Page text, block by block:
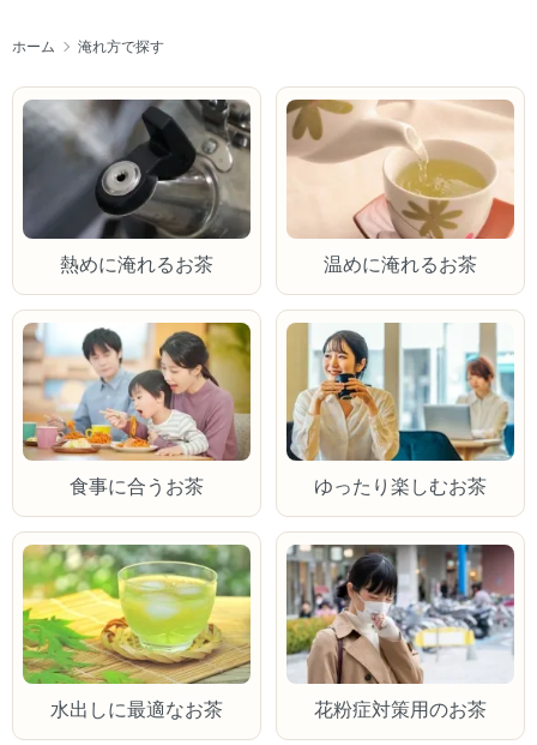
ホーム 淹れ方で探す
熱めに淹れるお茶 温めに淹れるお茶
食事に合うお茶 ゆったり楽しむお茶
水出しに最適なお茶 花粉症対策用のお茶